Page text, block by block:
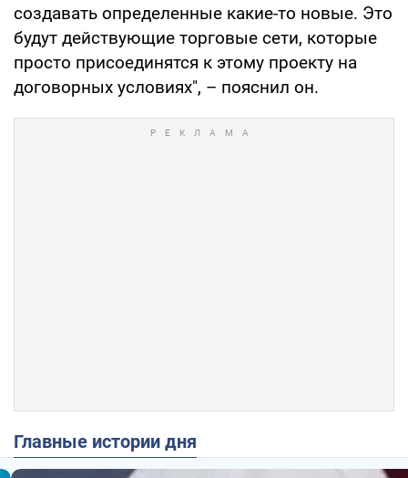
создавать определенные какие-то новые. Это
будут действующие торговые сети, которые
просто присоединятся к этому проекту на
договорных условиях", – пояснил он.
Главные истории дня